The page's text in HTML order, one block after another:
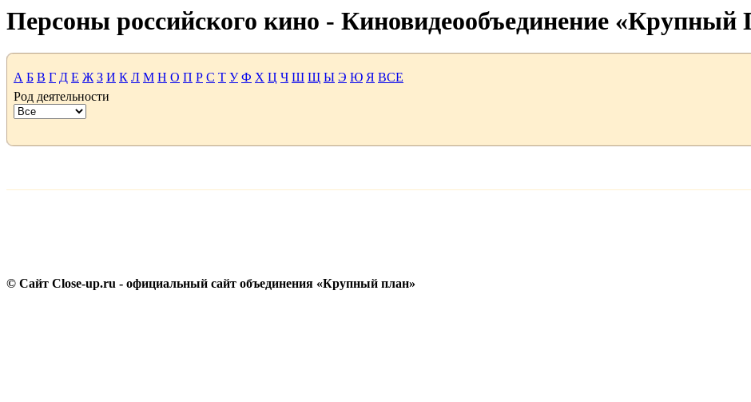
Персоны российского кино - Киновидеообъединение «Крупный
А Б В Г Д Е Ж З И К Л М Н О П Р С Т У Ф Х Ц Ч Ш Щ Ы Э Ю Я ВСЕ
Род деятельности
© Сайт Close-up.ru - официальный сайт объединения «Крупный план»